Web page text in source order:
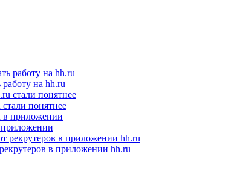
на hh.ru
понятнее
приложении
в приложении hh.ru